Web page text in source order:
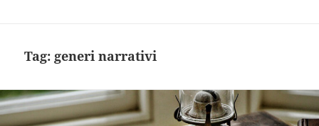
Tag: generi narrativi